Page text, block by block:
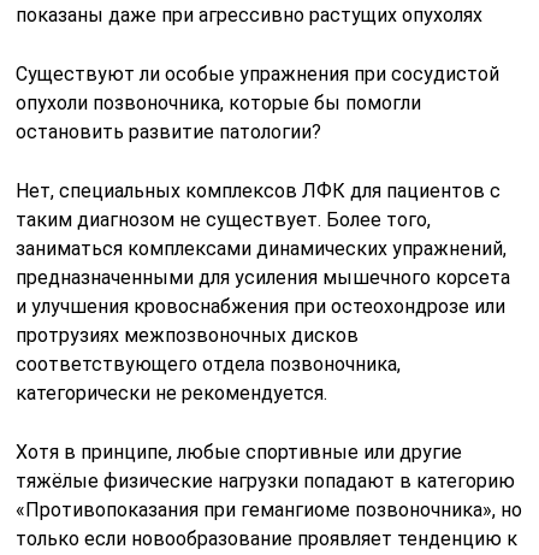
показаны даже при агрессивно растущих опухолях
Существуют ли особые упражнения при сосудистой
опухоли позвоночника, которые бы помогли
остановить развитие патологии?
Нет, специальных комплексов ЛФК для пациентов с
таким диагнозом не существует. Более того,
заниматься комплексами динамических упражнений,
предназначенными для усиления мышечного корсета
и улучшения кровоснабжения при остеохондрозе или
протрузиях межпозвоночных дисков
соответствующего отдела позвоночника,
категорически не рекомендуется.
Хотя в принципе, любые спортивные или другие
тяжёлые физические нагрузки попадают в категорию
«Противопоказания при гемангиоме позвоночника», но
только если новообразование проявляет тенденцию к